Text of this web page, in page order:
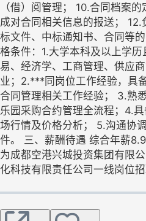
（借）阅管理； 10.合同档案
成对合同相关信息的报送；
标文件、中标通知书、合同等
格条件：1.大学本科及以上学
易、经济学、工商管理、供应
业；2.***同岗位工作经验，具
合同管理相关工作经验； 3.熟
乐园采购合约管理全流程；4.
场行情及价格分析； 5.沟通协
件。 三、薪酬待遇 综合年薪
为成都空港兴城投资集团有限
化科技有限责任公司一线岗位招